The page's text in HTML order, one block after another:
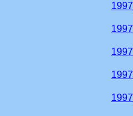
1997
1997
1997
1997
1997